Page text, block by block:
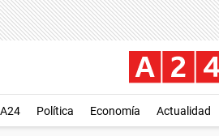
Política Economía Actualidad